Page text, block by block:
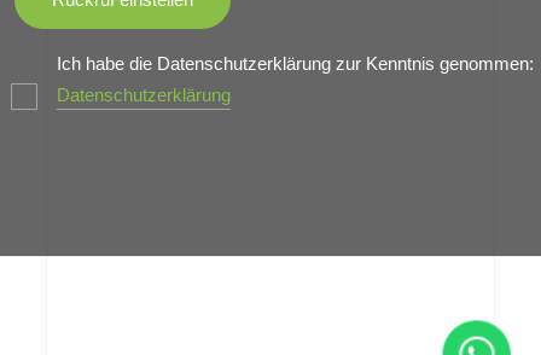
Ich habe die Datenschutzerklärung zur Kenntnis genommen:
Datenschutzerklärung